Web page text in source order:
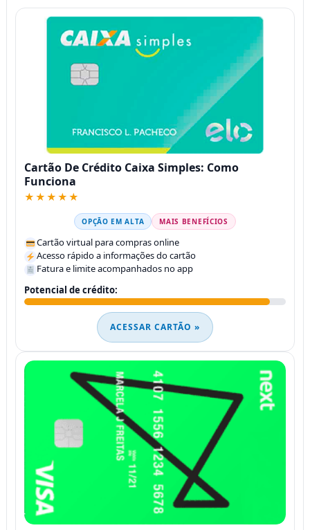
Cartão De Crédito Caixa Simples: Como
Funciona
★★★★★
OPÇÃO EM ALTA MAIS BENEFÍCIOS
Cartão virtual para compras online
Acesso rápido a informações do cartão
Fatura e limite acompanhados no app
Potencial de crédito:
ACESSAR CARTÃO »